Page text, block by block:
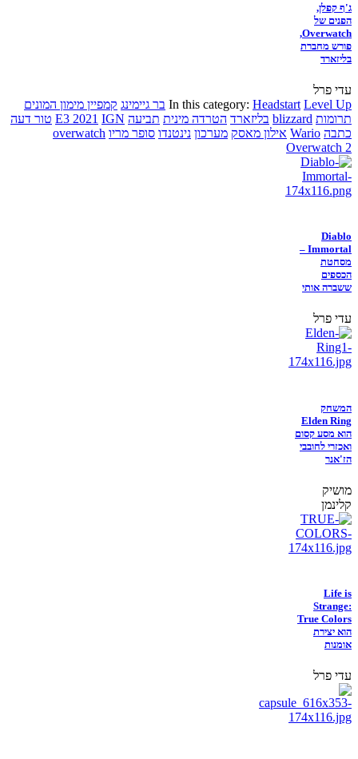
ג'ף קפלן,
הפנים של
Overwatch,
פורש מחברת
בליזארד
עדי פרל
In this category: Headstart Level Up בר גיימינג קמפיין מימון המונים
תרומות blizzard בליזארד הטרדה מינית תביעה E3 2021 IGN
טור דעה
כתבה Wario אילון מאסק מערכון נינטנדו סופר מריו overwatch
Overwatch 2
Diablo
Immortal –
מסחטת
הכספים
ששברה אותי
עדי פרל
המשחק
Elden Ring
הוא מסע קסום
ואכזרי לחובבי
הז'אנר
מושיק
קלינמן
Life is
Strange:
True Colors
הוא יצירת
אומנות
עדי פרל